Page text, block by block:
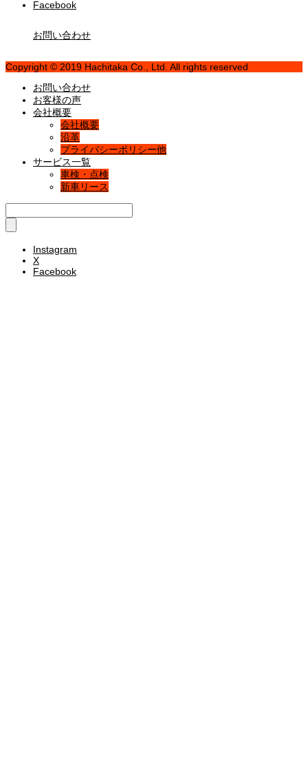
Facebook
お問い合わせ
Copyright © 2019 Hachitaka Co., Ltd. All rights reserved
お問い合わせ
お客様の声
会社概要
会社概要
沿革
プライバシーポリシー他
サービス一覧
車検・点検
新車リース
Instagram
X
Facebook